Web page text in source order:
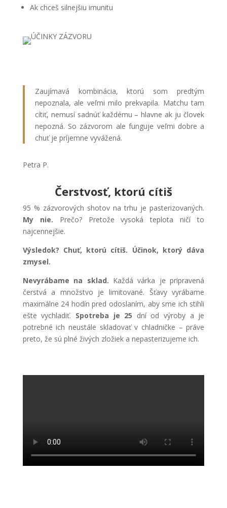
Ak chceš silnejšiu imunitu
Zaujímavá kombinácia, ktorú som predtým
nepoznala, ale veľmi milo prekvapila. Matchu tam
cítiť, nemusí sadnúť každému – hlavne ak ju človek
nepozná. So zázvorom ale funguje veľmi dobre a
chuť je príjemne vyvážená.
Petra P.
Čerstvosť, ktorú cítiš
95 % zázvorových shotov na trhu je pasterizovaných.
My nie. Prečo? Pretože vysoká teplota ničí to
najcennejšie.
Výsledok? Chuť, ktorú cítiš. Účinok, ktorý dáva
zmysel.
Nevyrábame na sklad. Každá várka je pripravená
čerstvá a množstvo je limitované. Šťavy vyrábame
maximálne 24 hodín pred odoslaním, aby sme ich stihli
ešte vychladiť. Spotreba je 25 dní od výroby a je
potrebné ich neustále skladovať v chladničke – práve
preto, že sú plné živých zložiek a nepasterizujeme ich.